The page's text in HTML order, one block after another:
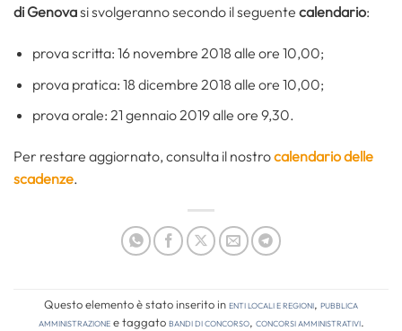
di Genovasi svolgeranno secondo il seguente calendario:
prova scritta: 16 novembre 2018 alle ore 10,00;
prova pratica: 18 dicembre 2018 alle ore 10,00;
prova orale: 21 gennaio 2019 alle ore 9,30.
Per restare aggiornato, consulta il nostrocalendario delle
scadenze.
Questo elemento è stato inserito inEnti locali e regioni, Pubblica
amministrazionee taggatobandi di concorso, concorsi amministrativi.